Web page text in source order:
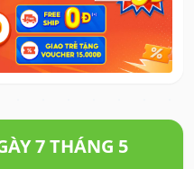
7 THÁNG 5